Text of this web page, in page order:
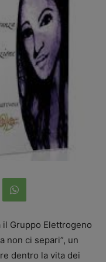
il Gruppo Elettrogeno
non ci separi”, un
dentro la vita dei